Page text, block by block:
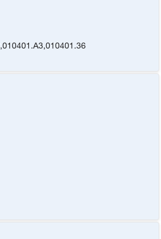
,010401.A3,010401.36